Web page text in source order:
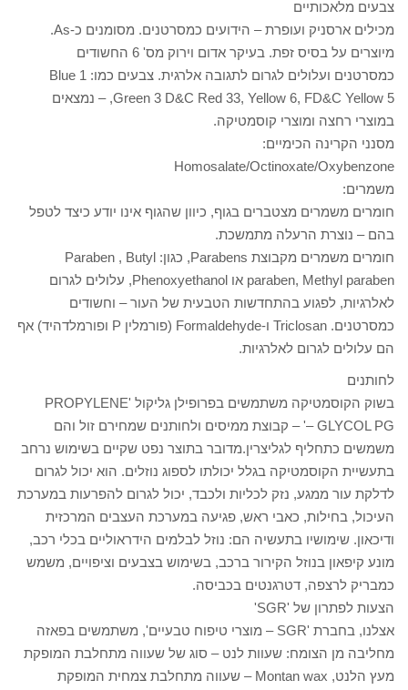
צבעים מלאכותיים
מכילים ארסניק ועופרת – הידועים כמסרטנים. מסומנים כ-As.
מיוצרים על בסיס זפת. בעיקר אדום וירוק מס' 6 החשודים
כמסרטנים ועלולים לגרום לתגובה אלרגית. צבעים כמו: Blue 1
,Green 3 D&C Red 33, Yellow 6, FD&C Yellow 5 – נמצאים
במוצרי רחצה ומוצרי קוסמטיקה.
מסנני הקרינה הכימיים:
Homosalate/Octinoxate/Oxybenzone
משמרים:
חומרים משמרים מצטברים בגוף, כיוון שהגוף אינו יודע כיצד לטפל
בהם – נוצרת הרעלה מתמשכת.
חומרים משמרים מקבוצת Parabens, כגון: Paraben , Butyl
paraben, Methyl paraben או Phenoxyethanol, עלולים לגרום
לאלרגיות, לפגוע בהתחדשות הטבעית של העור – וחשודים
כמסרטנים. Triclosan ו-Formaldehyde (פורמלין P ופורמלדהיד) אף
הם עלולים לגרום לאלרגיות.
לחותנים
בשוק הקוסמטיקה משתמשים בפרופילן גליקול 'PROPYLENE
GLYCOL PG –' – קבוצת ממיסים ולחותנים שמחירם זול והם
משמשים כתחליף לגליצרין.מדובר בתוצר נפט שקיים בשימוש נרחב
בתעשיית הקוסמטיקה בגלל יכולתו לספוג נוזלים. הוא יכול לגרום
לדלקת עור ממגע, נזק לכליות ולכבד, יכול לגרום להפרעות במערכת
העיכול, בחילות, כאבי ראש, פגיעה במערכת העצבים המרכזית
ודיכאון. שימושיו בתעשיה הם: נוזל לבלמים הידראוליים בכלי רכב,
מונע קיפאון בנוזל הקירור ברכב, בשימוש בצבעים וציפויים, משמש
כמבריק לרצפה, דטרגנטים בכביסה.
הצעות לפתרון של 'SGR'
אצלנו, בחברת 'SGR – מוצרי טיפוח טבעיים', משתמשים בפאזה
מחליבה מן הצומח: שעוות לנט – סוג של שעווה מתחלבת המופקת
מעץ הלנט, Montan wax – שעווה מתחלבת צמחית המופקת